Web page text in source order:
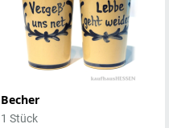
Becher
1 Stück